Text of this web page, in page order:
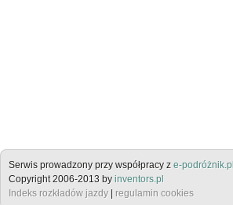
Serwis prowadzony przy współpracy z e-podróżnik.pl
Copyright 2006-2013 by inventors.pl
Indeks rozkładów jazdy
regulamin cookies